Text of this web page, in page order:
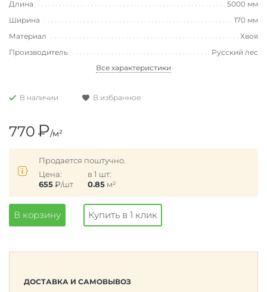
Длина
5000 мм
Ширина
170 мм
Материал
Хвоя
Производитель
Русский лес
Все характеристики
В наличии В избранное
770₽/м²
Продается поштучно.
Цена:
655 ₽/шт
в 1 шт:
0.85 м²
В корзину Купить в 1 клик
ДОСТАВКА И САМОВЫВОЗ